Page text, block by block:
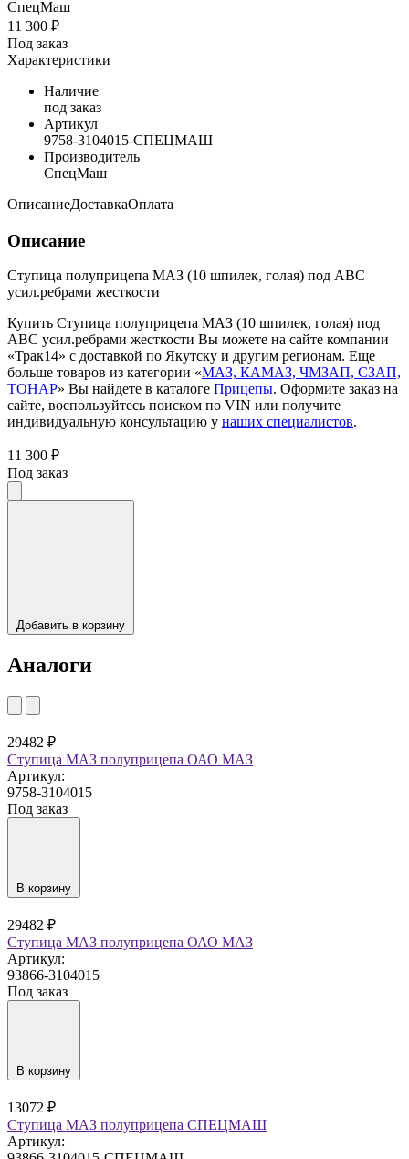
СпецМаш
11 300 ₽
Под заказ
Характеристики
Наличие
под заказ
Артикул
9758-3104015-СПЕЦМАШ
Производитель
СпецМаш
ОписаниеДоставкаОплата
Описание
Ступица полуприцепа МАЗ (10 шпилек, голая) под АВС
усил.ребрами жесткости
Купить Ступица полуприцепа МАЗ (10 шпилек, голая) под
АВС усил.ребрами жесткости Вы можете на сайте компании
«Трак14» с доставкой по Якутску и другим регионам. Еще
больше товаров из категории «МАЗ, КАМАЗ, ЧМЗАП, СЗАП,
ТОНАР» Вы найдете в каталоге Прицепы. Оформите заказ на
сайте, воспользуйтесь поиском по VIN или получите
индивидуальную консультацию у наших специалистов.
11 300 ₽
Под заказ
Добавить в корзину
Аналоги
29482 ₽
Ступица МАЗ полуприцепа ОАО МАЗ
Артикул:
9758-3104015
Под заказ
В корзину
29482 ₽
Ступица МАЗ полуприцепа ОАО МАЗ
Артикул:
93866-3104015
Под заказ
В корзину
13072 ₽
Ступица МАЗ полуприцепа СПЕЦМАШ
Артикул: